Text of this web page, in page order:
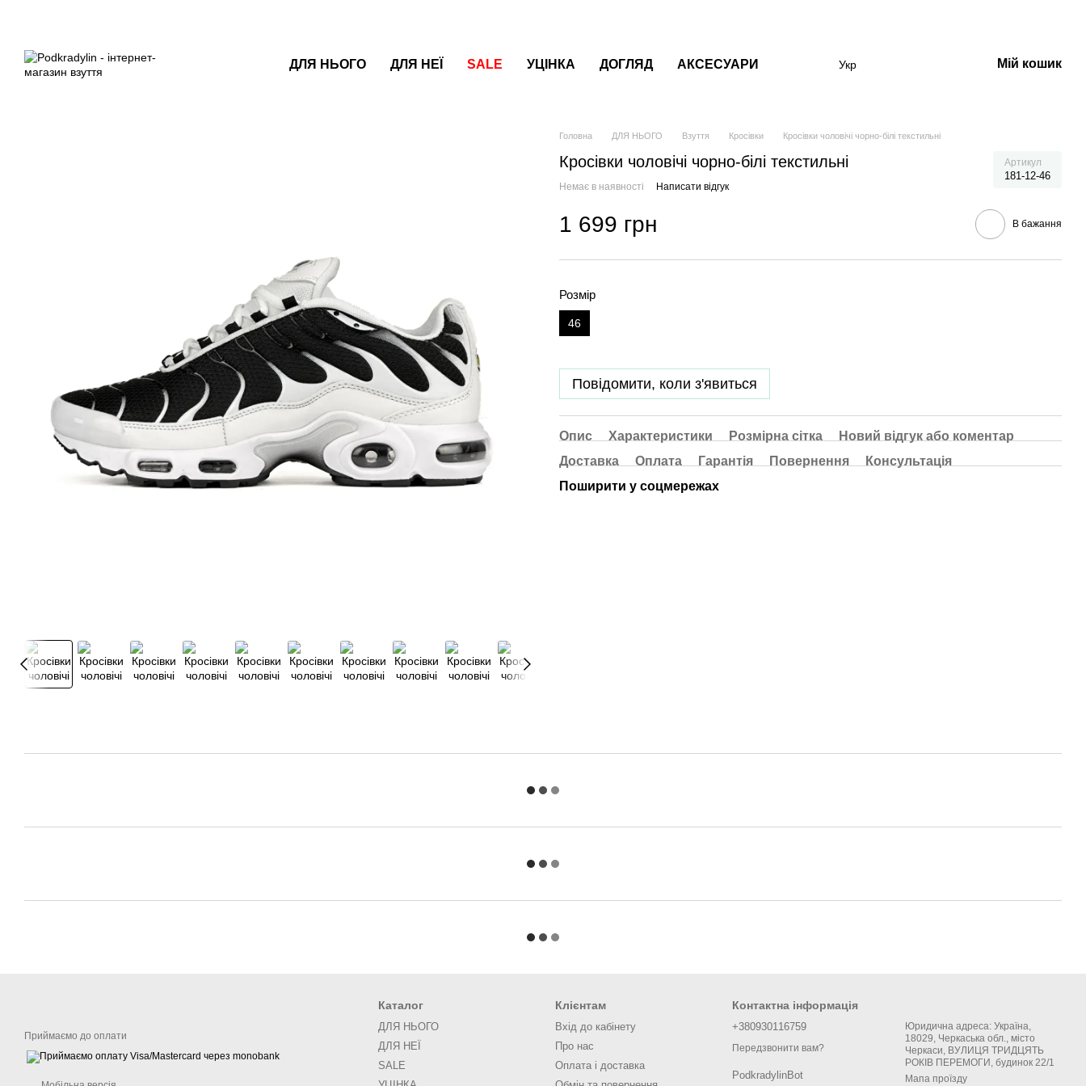
ДЛЯ НЬОГО ДЛЯ НЕЇ SALE УЦІНКА ДОГЛЯД АКСЕСУАРИ Укр Мій кошик
Головна ДЛЯ НЬОГО Взуття Кросівки Кросівки чоловічі чорно-білі текстильні
Кросівки чоловічі чорно-білі текстильні Артикул
181-12-46
Немає в наявності Написати відгук
1 699 грн В бажання
Розмір
46
Повідомити, коли з'явиться
Опис Характеристики Розмірна сітка
Новий відгук або коментар
Доставка
Оплата Гарантія Повернення
Консультація
Поширити у соцмережах
Приймаємо до оплати
Каталог
ДЛЯ НЬОГО
ДЛЯ НЕЇ
SALE
Клієнтам
Вхід до кабінету
Про нас
Оплата і доставка
Контактна інформація
+380930116759
Передзвонити вам?
PodkradylinBot
Юридична адреса: Україна,
18029, Черкаська обл., місто
Черкаси, ВУЛИЦЯ ТРИДЦЯТЬ
РОКІВ ПЕРЕМОГИ, будинок 22/1
Мапа проїзду